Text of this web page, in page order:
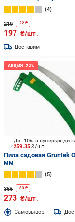
металлическим
в аасортименте
4
219 -22 ₴
197 ₴/шт.
Доставим
259.35₴/шт.
Пила садовая Gruntek
мм
5
356 -83 ₴
273 ₴/шт.
Cамовывоз